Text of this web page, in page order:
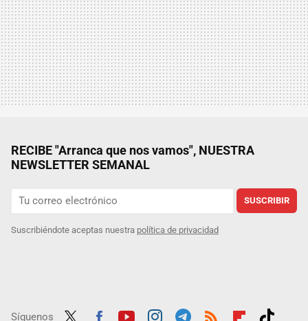
RECIBE "Arranca que nos vamos", NUESTRA
NEWSLETTER SEMANAL
SUSCRIBIR
Suscribiéndote aceptas nuestra política de privacidad
Síguenos